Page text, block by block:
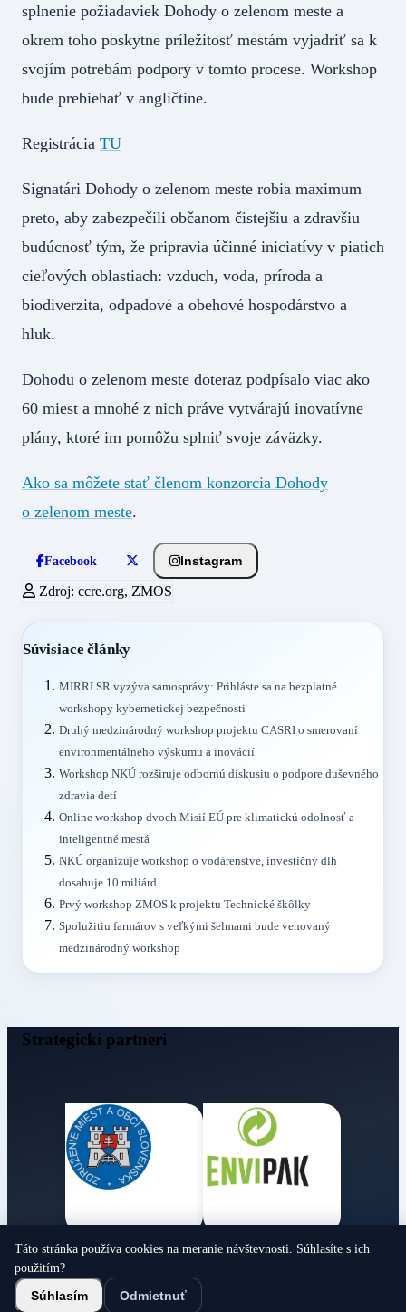
splnenie požiadaviek Dohody o zelenom meste a
okrem toho poskytne príležitosť mestám vyjadriť sa k
svojím potrebám podpory v tomto procese. Workshop
bude prebiehať v angličtine.
Registrácia TU
Signatári Dohody o zelenom meste robia maximum
preto, aby zabezpečili občanom čistejšiu a zdravšiu
budúcnosť tým, že pripravia účinné iniciatívy v piatich
cieľových oblastiach: vzduch, voda, príroda a
biodiverzita, odpadové a obehové hospodárstvo a
hluk.
Dohodu o zelenom meste doteraz podpísalo viac ako
60 miest a mnohé z nich práve vytvárajú inovatívne
plány, ktoré im pomôžu splniť svoje záväzky.
Ako sa môžete stať členom konzorcia Dohody
o zelenom meste.
Facebook Instagram
Zdroj: ccre.org, ZMOS
Súvisiace články
MIRRI SR vyzýva samosprávy: Prihláste sa na bezplatné
workshopy kybernetickej bezpečnosti
Druhý medzinárodný workshop projektu CASRI o smerovaní
environmentálneho výskumu a inovácií
Workshop NKÚ rozširuje odbornú diskusiu o podpore duševného
zdravia detí
Online workshop dvoch Misií EÚ pre klimatickú odolnosť a
inteligentné mestá
NKÚ organizuje workshop o vodárenstve, investičný dlh
dosahuje 10 miliárd
Prvý workshop ZMOS k projektu Technické škôlky
Spolužitiu farmárov s veľkými šelmami bude venovaný
medzinárodný workshop
Strategickí partneri
Obecné noviny
© 2026 Všetky práva vyhradené
Táto stránka používa cookies na meranie návštevnosti. Súhlasíte s ich
použitím?
Súhlasím Odmietnuť